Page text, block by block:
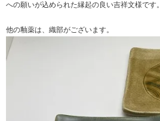
への願いが込められた縁起の良い吉祥文様です。
他の釉薬は、 織部がございます。